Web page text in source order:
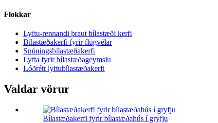
Flokkar
Lyftu-rennandi þraut bílastæði kerfi
Bílastæðakerfi fyrir flugvélar
Snúningsbílastæðakerfi
Lyfta fyrir bílastæðageymslu
Lóðrétt lyftubílastæðakerfi
Valdar vörur
Bílastæðakerfi fyrir bílastæðahús í gryfju